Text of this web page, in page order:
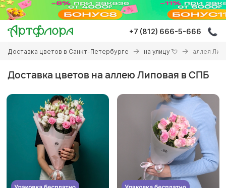
Перейти
основному
содержанию
+7 (812) 666-5-666
Вы
здесь
Доставка цветов в Санкт-Петербурге на улицу 💘 аллея
Доставка цветов на аллею Липовая в СПБ